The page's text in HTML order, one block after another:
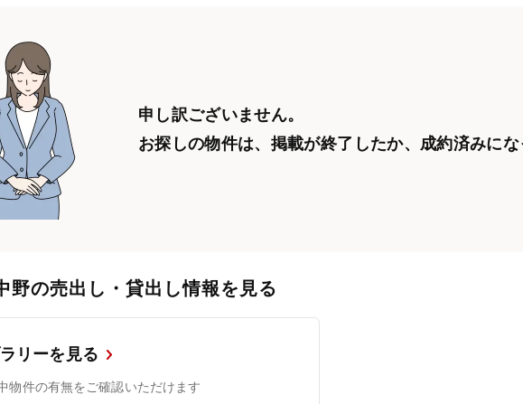
申し訳ございません。
お探しの物件は、掲載が終了したか、 成約済みにな
野の売出し・貸出し情報を見る
リーを見る
物件の有無をご確認いただけます